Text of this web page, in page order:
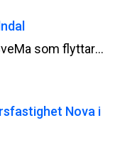
NCC har tecknat hyresavtal med SveMa som flyttar sitt kontor till MIMO i Mölndal. Företaget flyttar in i en lokal om 480 kvadratmeter med tillträde i december 2024. MIMO ligger mitt i Mölndals innerstad som erbjuder småskaliga butiker, en modern galleria och kommunikationer lätt tillgängliga utanför dörren.
Nova i